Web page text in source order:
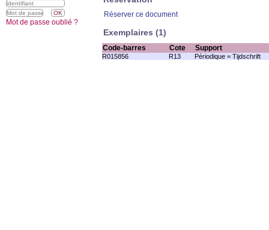
Réserver ce document
Exemplaires (1)
Code-barres Cote Support
R015856 R13 Périodique = Tijdschrift
Mot de passe oublié ?